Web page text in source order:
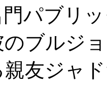
門パブリ
ブルジ
友ジャ